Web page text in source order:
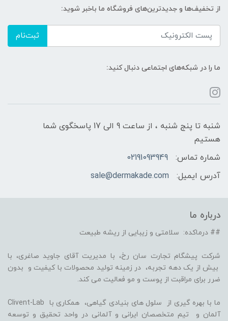
از تخفیف‌ها و جدیدترین‌های فروشگاه ما باخبر شوید:
ثبت‌نام
ما را در شبکه‌های اجتماعی دنبال کنید:
شنبه تا پنج شنبه ، از ساعت 9 الی 17 پاسخگوی شما
هستیم
شماره تماس:
02191093949
آدرس ایمیل:
sale@dermakade.com
درباره ما
## درماکده: سلامتی و زیبایی از ریشه طبیعت
شرکت پیشگام تجارت سان رخ، با مدیریت آقای جاوید صاغری، با
بیش از یک دهه تجربه، در زمینه تولید محصولات با کیفیت و بدون
ضرر برای مراقبت از پوست و مو فعالیت می کند.
ما با بهره گیری از سلول های بنیادی گیاهی، همکاری با Clivent-Lab
آلمان و تیم متخصصان ایرانی و آلمانی در واحد تحقیق و توسعه